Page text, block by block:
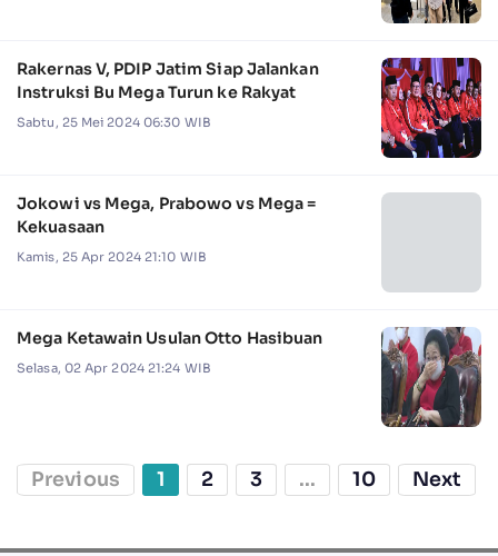
Rakernas V, PDIP Jatim Siap Jalankan
Instruksi Bu Mega Turun ke Rakyat
Sabtu, 25 Mei 2024 06:30 WIB
Jokowi vs Mega, Prabowo vs Mega =
Kekuasaan
Kamis, 25 Apr 2024 21:10 WIB
Mega Ketawain Usulan Otto Hasibuan
Selasa, 02 Apr 2024 21:24 WIB
Previous 1 2 3 ... 10 Next